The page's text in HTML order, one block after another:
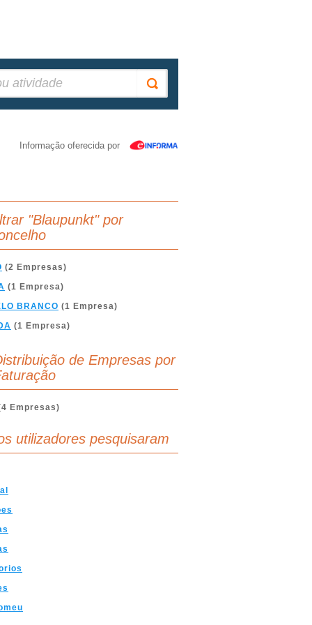
Informação oferecida por
"Blaupunkt" por
(2 Empresas)
(1 Empresa)
BRANCO (1 Empresa)
(1 Empresa)
de Empresas por
Empresas)
utilizadores pesquisaram